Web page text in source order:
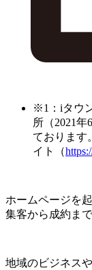
※1：iタウ
所（2021
ております
イト（
ホームページを
集客から成約ま
地域のビジネス